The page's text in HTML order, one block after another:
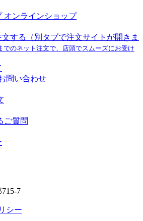
オンラインショップ
する
（別タブで注文サイトが開きま
でのネット注文で、店頭でスムーズにお受け
問い合わせ
ご質問
7
シー